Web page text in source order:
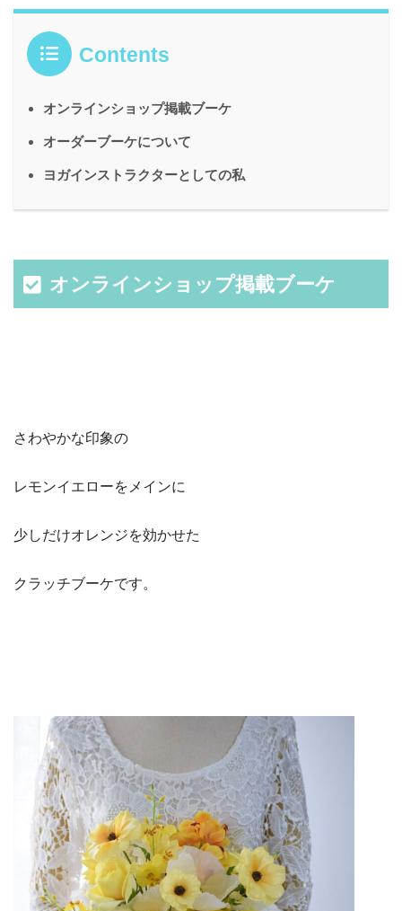
Contents
オンラインショップ掲載ブーケ
オーダーブーケについて
ヨガインストラクターとしての私
オンラインショップ掲載ブーケ
さわやかな印象の
レモンイエローをメインに
少しだけオレンジを効かせた
クラッチブーケです。